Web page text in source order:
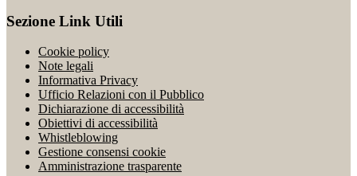
Sezione Link Utili
Cookie policy
Note legali
Informativa Privacy
Ufficio Relazioni con il Pubblico
Dichiarazione di accessibilità
Obiettivi di accessibilità
Whistleblowing
Gestione consensi cookie
Amministrazione trasparente